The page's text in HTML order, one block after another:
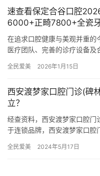
速查看保定合谷口腔
6000+正畸7800+全瓷
在追求口腔健康与美观并重的
医疗团队、完善的诊疗设备
分…
全民爱美 2026年1月15日
西安渡梦家口腔门诊(碑
立？
经查资料，西安渡梦家口腔门
于连锁品牌，西安渡梦家口
全民爱美 2024年5月17日